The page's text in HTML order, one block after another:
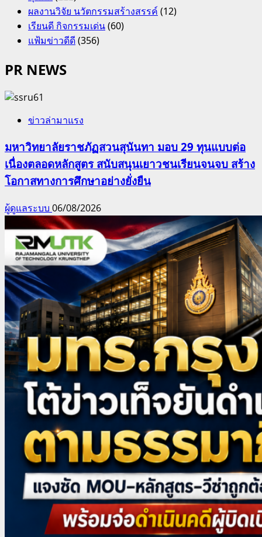
ผลงานวิจัย นวัตกรรมสร้างสรรค์ (12)
เรียนดี กิจกรรมเด่น(60)
แฟ้มข่าวดีดี(356)
PR NEWS
ข่าวล่ามาแรง
มหาวิทยาลัยราชภัฏสวนสุนันทา มอบ 29 ทุนแบบต่อ
เนื่องตลอดหลักสูตร สนับสนุนเยาวชนเรียนจนจบ สร้าง
โอกาสทางการศึกษาอย่างยั่งยืน
ผู้ดูแลระบบ 06/08/2026